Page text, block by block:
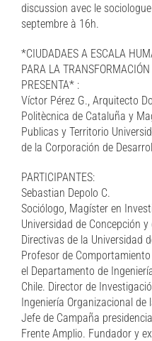
discussion avec le
septembre à 16h.
*CIUDADAES A ESCALA
PARA LA
PRESENTA* :
Víctor Pérez G., Arquitecto
Politècnica de Cataluña y
Publicas y Territorio
de la Corporación de
PARTICIPANTES:
Sebastian Depolo C.
Sociólogo, Magíster en
Universidad de Concepción
Directivas de la Universidad
Profesor de
el Departamento de
Chile. Director de
Ingeniería Organizacional
Jefe de Campaña
Frente Amplio. Fundador y